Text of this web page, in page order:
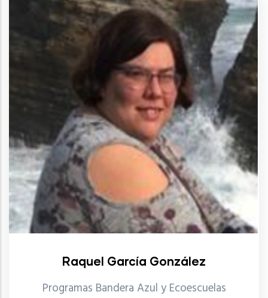
Raquel García González
Programas Bandera Azul y Ecoescuelas